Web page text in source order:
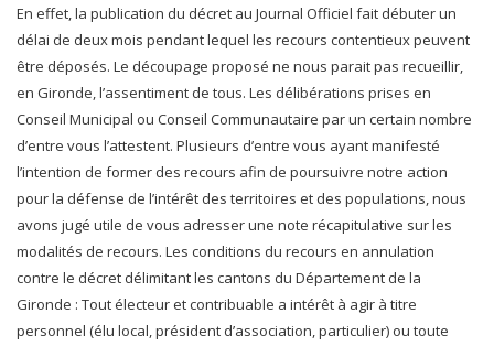
En effet, la publication du décret au Journal Officiel fait débuter un
délai de deux mois pendant lequel les recours contentieux peuvent
être déposés. Le découpage proposé ne nous parait pas recueillir,
en Gironde, l’assentiment de tous. Les délibérations prises en
Conseil Municipal ou Conseil Communautaire par un certain nombre
d’entre vous l’attestent. Plusieurs d’entre vous ayant manifesté
l’intention de former des recours afin de poursuivre notre action
pour la défense de l’intérêt des territoires et des populations, nous
avons jugé utile de vous adresser une note récapitulative sur les
modalités de recours. Les conditions du recours en annulation
contre le décret délimitant les cantons du Département de la
Gironde : Tout électeur et contribuable a intérêt à agir à titre
personnel (élu local, président d’association, particulier) ou toute